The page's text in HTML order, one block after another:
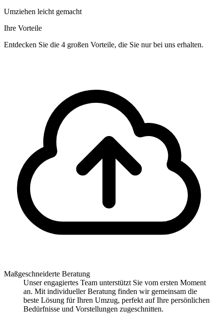
Umziehen leicht gemacht
Ihre Vorteile
Entdecken Sie die 4 großen Vorteile, die Sie nur bei uns erhalten.
Maßgeschneiderte Beratung
Unser engagiertes Team unterstützt Sie vom ersten Moment
an. Mit individueller Beratung finden wir gemeinsam die
beste Lösung für Ihren Umzug, perfekt auf Ihre persönlichen
Bedürfnisse und Vorstellungen zugeschnitten.